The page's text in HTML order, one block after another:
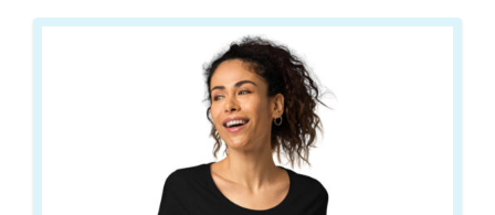
Questo